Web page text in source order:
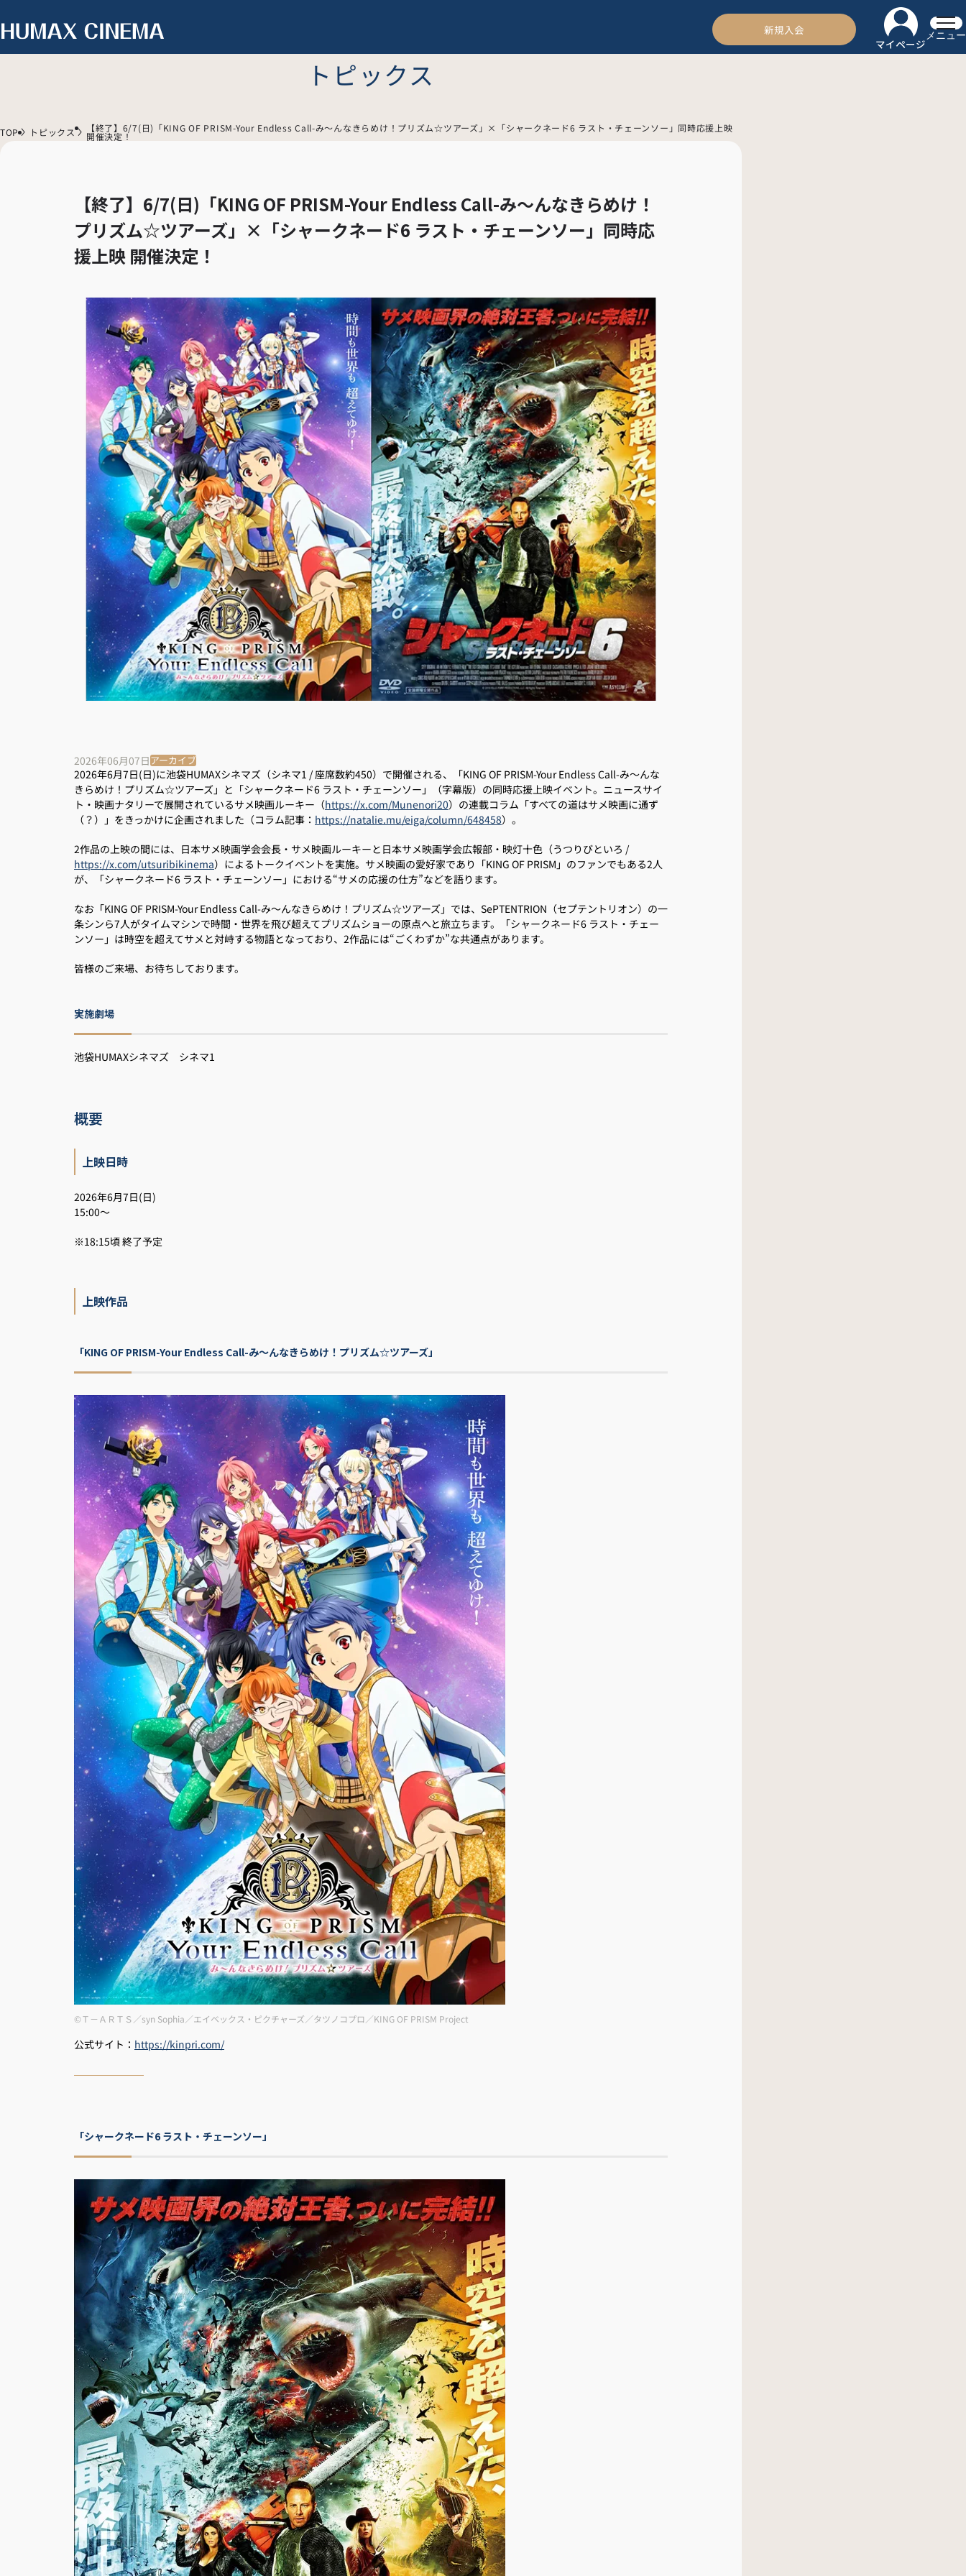
新規入会
マイページ
メニュー
トピックス
TOP トピックス 【終了】6/7(日)「KING OF PRISM-Your Endless Call-み～んなきらめけ！プリズム☆ツアーズ」×「シャークネード6 ラスト・チェーンソー」同時応援上映
開催決定！
【終了】6/7(日)「KING OF PRISM-Your Endless Call-み～んなきらめけ！
プリズム☆ツアーズ」×「シャークネード6 ラスト・チェーンソー」同時応
援上映 開催決定！
2026年06月07日アーカイブ
2026年6月7日(日)に池袋HUMAXシネマズ（シネマ1 / 座席数約450）で開催される、「KING OF PRISM-Your Endless Call-み～んな
きらめけ！プリズム☆ツアーズ」と「シャークネード6 ラスト・チェーンソー」（字幕版）の同時応援上映イベント。ニュースサイ
ト・映画ナタリーで展開されているサメ映画ルーキー（https://x.com/Munenori20）の連載コラム「すべての道はサメ映画に通ず
（？）」をきっかけに企画されました（コラム記事： https://natalie.mu/eiga/column/648458）。
2作品の上映の間には、日本サメ映画学会会長・サメ映画ルーキーと日本サメ映画学会広報部・映灯十色（うつりびといろ /
https://x.com/utsuribikinema）によるトークイベントを実施。サメ映画の愛好家であり「KING OF PRISM」のファンでもある2人
が、「シャークネード6 ラスト・チェーンソー」における“サメの応援の仕方”などを語ります。
なお「KING OF PRISM-Your Endless Call-み～んなきらめけ！プリズム☆ツアーズ」では、SePTENTRION（セプテントリオン）の一
条シンら7人がタイムマシンで時間・世界を飛び超えてプリズムショーの原点へと旅立ちます。「シャークネード6 ラスト・チェー
ンソー」は時空を超えてサメと対峙する物語となっており、2作品には“ごくわずか”な共通点があります。
皆様のご来場、お待ちしております。
実施劇場
池袋HUMAXシネマズ シネマ1
概要
上映日時
2026年6月7日(日)
15:00～
※18:15頃 終了予定
上映作品
「KING OF PRISM-Your Endless Call-み～んなきらめけ！プリズム☆ツアーズ」
©Ｔ－ＡＲＴＳ／syn Sophia／エイベックス・ピクチャーズ／タツノコプロ／KING OF PRISM Project
公式サイト： https://kinpri.com/
「シャークネード6 ラスト・チェーンソー」